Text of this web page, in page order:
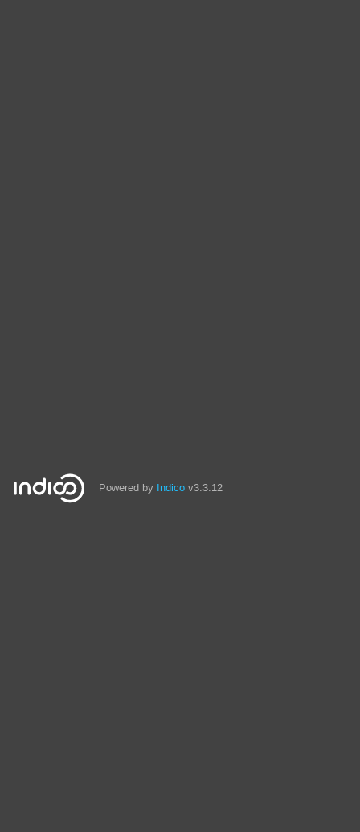
Powered by Indico v3.3.12